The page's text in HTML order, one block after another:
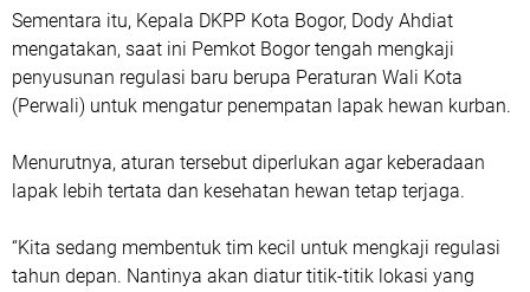
Sementara itu, Kepala DKPP Kota Bogor, Dody Ahdiat
mengatakan, saat ini Pemkot Bogor tengah mengkaji
penyusunan regulasi baru berupa Peraturan Wali Kota
(Perwali) untuk mengatur penempatan lapak hewan kurban.
Menurutnya, aturan tersebut diperlukan agar keberadaan
lapak lebih tertata dan kesehatan hewan tetap terjaga.
“Kita sedang membentuk tim kecil untuk mengkaji regulasi
tahun depan. Nantinya akan diatur titik-titik lokasi yang